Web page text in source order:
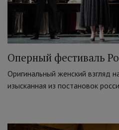
Оперный фестиваль
Оригинальный женский взгляд
изысканная из постановок